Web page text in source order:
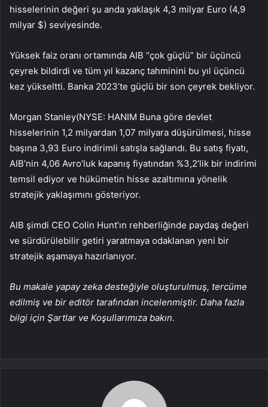
hisselerinin değeri şu anda yaklaşık 4,3 milyar Euro (4,9
milyar $) seviyesinde.
Yüksek faiz oranı ortamında AIB “çok güçlü” bir üçüncü
çeyrek bildirdi ve tüm yıl kazanç tahminini bu yıl üçüncü
kez yükseltti. Banka 2023’te güçlü bir son çeyrek bekliyor.
Morgan Stanley(NYSE: HANIM Buna göre devlet
hisselerinin 1,2 milyardan 1,07 milyara düşürülmesi, hisse
başına 3,93 Euro indirimli satışla sağlandı. Bu satış fiyatı,
AIB’nin 4,06 Avro’luk kapanış fiyatından %3,2’lik bir indirimi
temsil ediyor ve hükümetin hisse azaltımına yönelik
stratejik yaklaşımını gösteriyor.
AIB şimdi CEO Colin Hunt’ın rehberliğinde paydaş değeri
ve sürdürülebilir getiri yaratmaya odaklanan yeni bir
stratejik aşamaya hazırlanıyor.
Bu makale yapay zeka desteğiyle oluşturulmuş, tercüme
edilmiş ve bir editör tarafından incelenmiştir. Daha fazla
bilgi için Şartlar ve Koşullarımıza bakın.